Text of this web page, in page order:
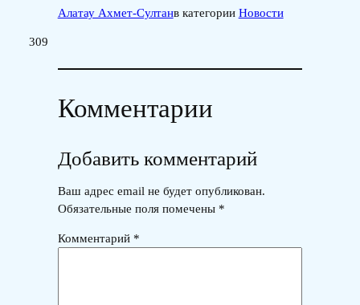
Алатау Ахмет-Султанв категории Новости
309
Комментарии
Добавить комментарий
Ваш адрес email не будет опубликован.
Обязательные поля помечены *
Комментарий *